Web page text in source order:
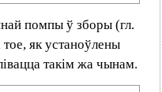
помпы ў зборы (гл.
як устаноўлены
такім жа чынам.